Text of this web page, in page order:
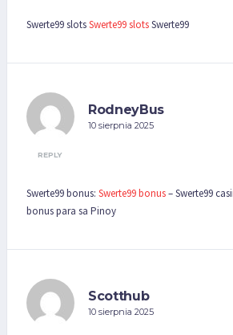
Swerte99 slotsSwerte99 slotsSwerte99
RodneyBus
10 sierpnia 2025
REPLY
Swerte99 bonus: Swerte99 bonus– Swerte99
bonus para sa Pinoy
Scotthub
10 sierpnia 2025